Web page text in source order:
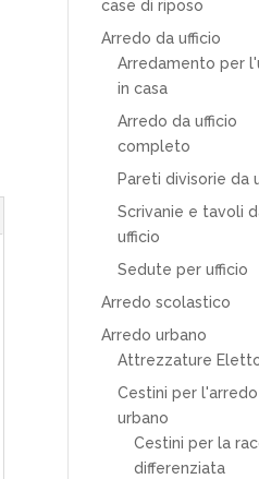
case di riposo
Arredo da ufficio
Arredamento per
in casa
Arredo da ufficio
completo
Pareti divisorie da
Scrivanie e tavoli
ufficio
Sedute per ufficio
Arredo scolastico
Arredo urbano
Attrezzature
Cestini per l'arredo
urbano
Cestini per la
differenziata